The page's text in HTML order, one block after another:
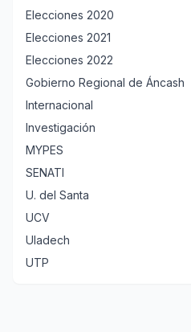
Elecciones 2020
Elecciones 2021
Elecciones 2022
Gobierno Regional de Áncash
Internacional
Investigación
MYPES
SENATI
U. del Santa
UCV
Uladech
UTP